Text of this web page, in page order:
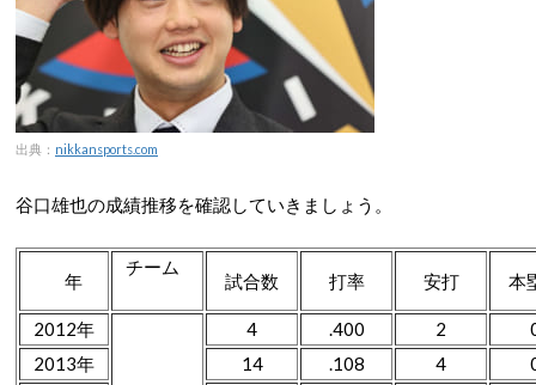
出典： nikkansports.com
谷口雄也の成績推移を確認していきましょう。
年
チーム
試合数 打率 安打 本
2012年 4 .400 2
2013年
14 .108 4